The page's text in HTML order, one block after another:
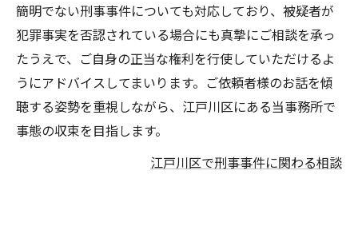
簡明でない刑事事件についても対応しており、被疑者が
犯罪事実を否認されている場合にも真摯にご相談を承っ
たうえで、ご自身の正当な権利を行使していただけるよ
うにアドバイスしてまいります。ご依頼者様のお話を傾
聴する姿勢を重視しながら、江戸川区にある当事務所で
事態の収束を目指します。
江戸川区で刑事事件に関わる相談